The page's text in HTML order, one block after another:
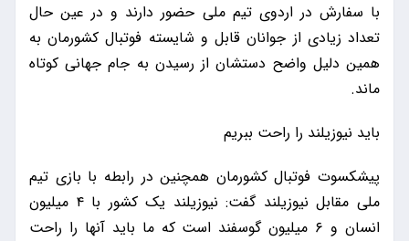
با سفارش در اردوی تیم ملی حضور دارند و در عین حال
تعداد زیادی از جوانان قابل و شایسته فوتبال کشورمان به
همین دلیل واضح دستشان از رسیدن به جام جهانی کوتاه
ماند.
باید نیوزیلند را راحت ببریم
پیشکسوت فوتبال کشورمان همچنین در رابطه با بازی تیم
ملی مقابل نیوزیلند گفت: نیوزیلند یک کشور با ۴ میلیون
انسان و ۶ میلیون گوسفند است که ما باید آنها را راحت